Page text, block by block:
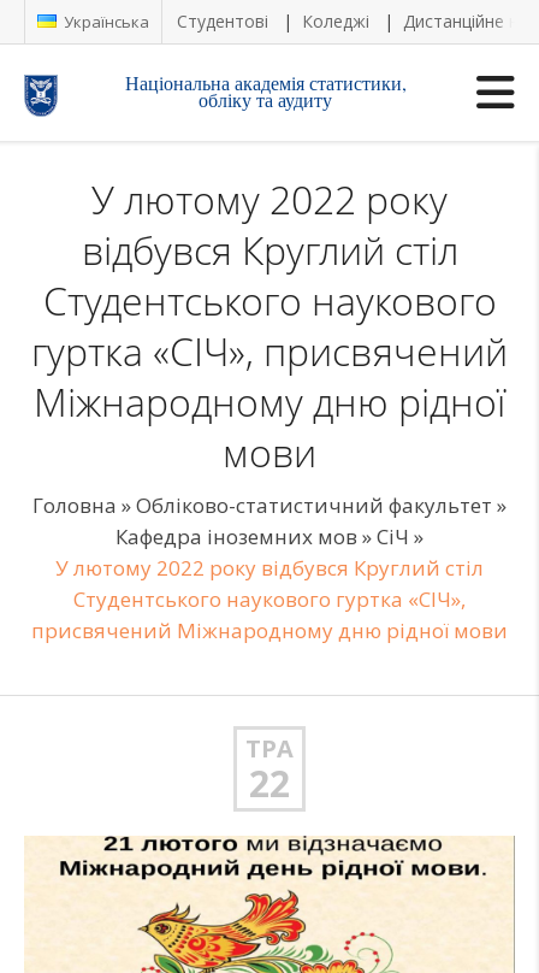
Українська Студентові Коледжі Дистанційне
Національна академія статистики,
обліку та аудиту
У лютому 2022 року
відбувся Круглий стіл
Студентського наукового
гуртка «СІЧ», присвячений
Міжнародному дню рідної
мови
Головна »Обліково-статистичний факультет »
Кафедра іноземних мов »СіЧ »
У лютому 2022 року відбувся Круглий стіл
Студентського наукового гуртка «СІЧ»,
присвячений Міжнародному дню рідної мови
ТРА
22